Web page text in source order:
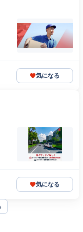
気になる
気になる